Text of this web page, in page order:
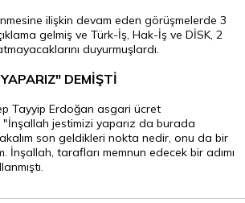
ilişkin devam eden görüşmelerde 3
gelmiş ve Türk-İş, Hak-İş ve DİSK, 2
duyurmuşlardı.
DEMİŞTİ
Tayyip Erdoğan asgari ücret
"İnşallah jestimizi yaparız da burada
son geldikleri nokta nedir, onu da bir
İnşallah, tarafları memnun edecek bir adımı